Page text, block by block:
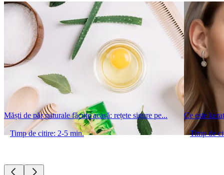
Măști de păr naturale făcute acasă: rețete sigure pe...
Timp de citire: 2-5 min.
Ce este
Timp de